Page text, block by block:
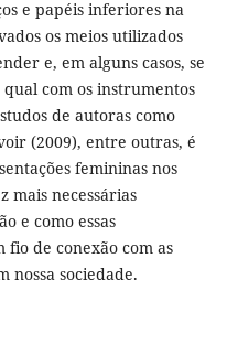
e papéis inferiores na
os meios utilizados
e, em alguns casos, se
com os instrumentos
de autoras como
(2009), entre outras, é
femininas nos
mais necessárias
e como essas
de conexão com as
nossa sociedade.